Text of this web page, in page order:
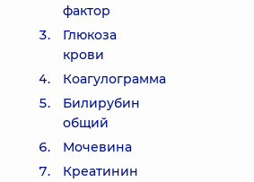
фактор
Глюкоза
крови
Коагулограмма
Билирубин
общий
Мочевина
Креатинин